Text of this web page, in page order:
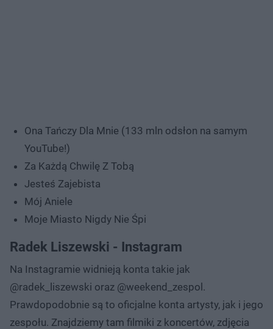
Ona Tańczy Dla Mnie (133 mln odsłon na samym
YouTube!)
Za Każdą Chwilę Z Tobą
Jesteś Zajebista
Mój Aniele
Moje Miasto Nigdy Nie Śpi
Radek Liszewski - Instagram
Na Instagramie widnieją konta takie jak
@radek_liszewski oraz @weekend_zespol.
Prawdopodobnie są to oficjalne konta artysty, jak i jego
zespołu. Znajdziemy tam filmiki z koncertów, zdjęcia